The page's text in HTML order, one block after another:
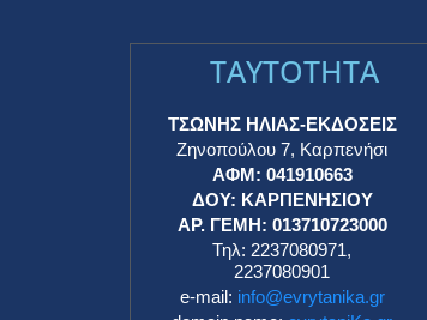
TAYTOTHTA
ΤΣΩΝΗΣ ΗΛΙΑΣ-ΕΚΔΟΣΕΙΣ
Ζηνοπούλου 7, Καρπενήσι
ΑΦΜ: 041910663
ΔΟΥ: ΚΑΡΠΕΝΗΣΙΟΥ
ΑΡ. ΓΕΜΗ: 013710723000
Τηλ: 2237080971,
2237080901
e-mail: info@evrytanika.gr